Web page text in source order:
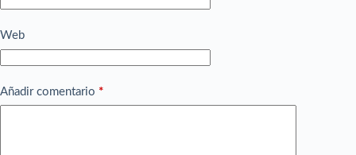
Web
Añadir comentario *